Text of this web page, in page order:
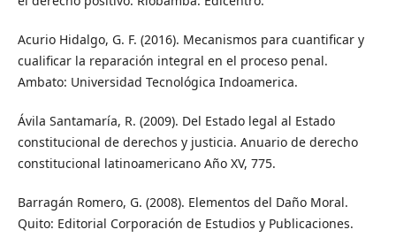
Acurio Hidalgo, G. F. (2016). Mecanismos para cuantificar y
cualificar la reparación integral en el proceso penal.
Ambato: Universidad Tecnológica Indoamerica.
Ávila Santamaría, R. (2009). Del Estado legal al Estado
constitucional de derechos y justicia. Anuario de derecho
constitucional latinoamericano Año XV, 775.
Barragán Romero, G. (2008). Elementos del Daño Moral.
Quito: Editorial Corporación de Estudios y Publicaciones.